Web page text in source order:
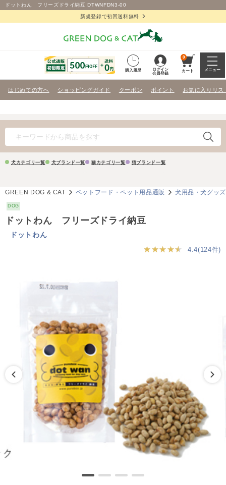
ドットわん フリーズドライ納豆 DTWNFDN3-00
新規登録で初回送料無料
購入履歴
ログイン
会員登録
0
カート メニュー
はじめての方へ ショッピングガイド クーポン ポイント お気に入りリス
犬カテゴリ一覧 犬ブランド一覧 猫カテゴリ一覧 猫ブランド一覧
GREEN DOG & CAT ペットフード・ペット用品通販 犬用品・犬グッズ
DOG
ドットわん フリーズドライ納豆
ドットわん
★★★★★ 4.4(124件)